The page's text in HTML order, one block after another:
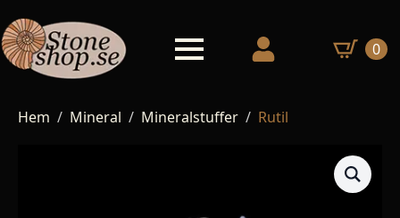
0
Hem Mineral Mineralstuffer Rutil